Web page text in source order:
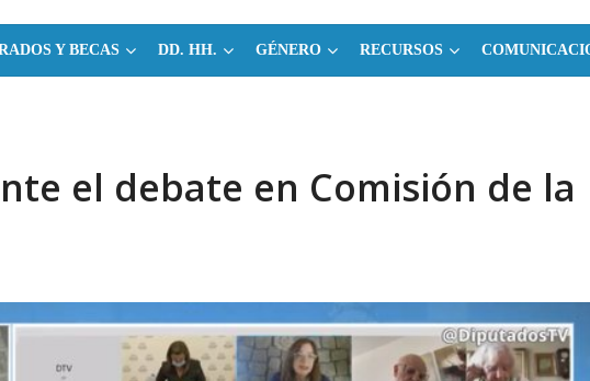
Y BECAS DD. HH. GÉNERO RECURSOS
el debate en Comisión de la